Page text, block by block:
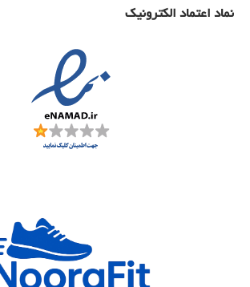
نماد اعتماد الکترونیک